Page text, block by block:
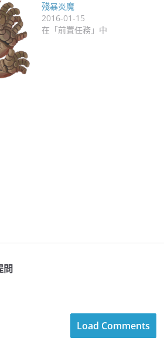
殘暴炎魔
2016-01-15
在「前置任務」中
問
Load Comments